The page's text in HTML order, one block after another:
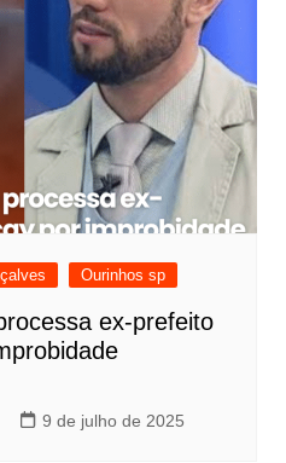
Ourinhos sp
ex-prefeito
9 de julho de 2025